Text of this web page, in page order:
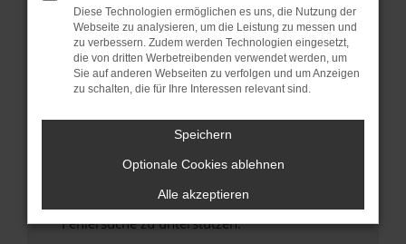
sind.
Veraltete Software birgt nicht nur ein
Sicherheitsrisiko, sondern kann auch dazu
führen, dass bestimmte Funktionen nicht mehr
unterstützt werden.
Wende dich an den Webseitenbetreiber.
Wenn du alle oben genannten Schritte versucht
hast, kontaktiere uns bitte. Wir werden
uns diesen Text schicken, um uns bei der
Fehlersuche zu unterstützen:
Diese Technologien ermöglichen es uns, die Nutzung der
Webseite zu analysieren, um die Leistung zu messen und
zu verbessern. Zudem werden Technologien eingesetzt,
die von dritten Werbetreibenden verwendet werden, um
Sie auf anderen Webseiten zu verfolgen und um Anzeigen
zu schalten, die für Ihre Interessen relevant sind.
Speichern
Optionale Cookies ablehnen
Alle akzeptieren